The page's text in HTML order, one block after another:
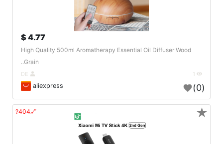
4.77 $
High Quality 500ml Aromatherapy Essential Oil Diffuser Wood
Grain..
aliexpress (0)
🔗404? ★